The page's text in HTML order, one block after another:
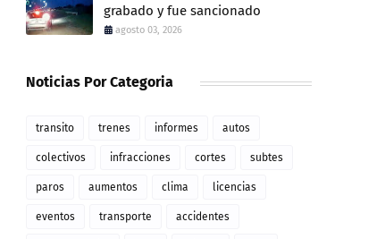
grabado y fue sancionado
agosto 03, 2026
Noticias Por Categoria
transito trenes informes autos
colectivos infracciones cortes subtes
paros aumentos clima licencias
eventos transporte accidentes